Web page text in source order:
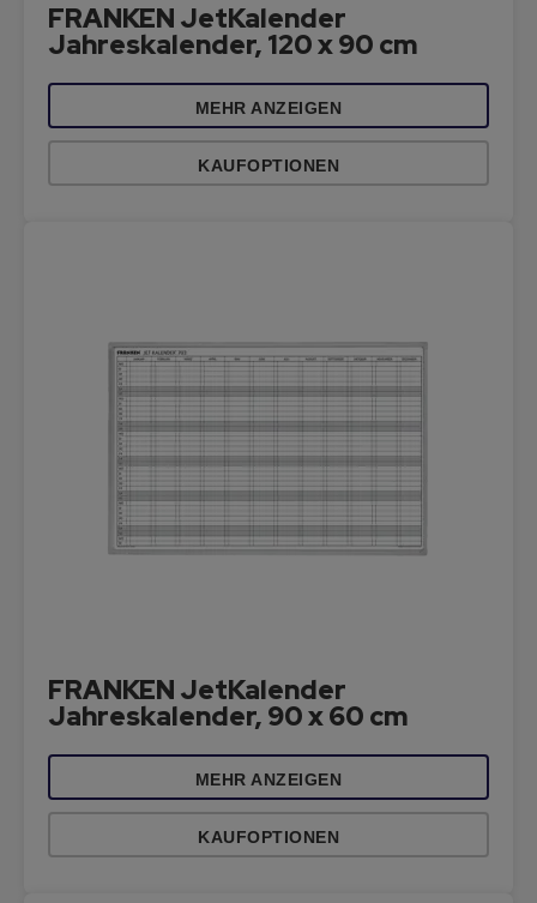
FRANKEN JetKalender
Jahreskalender, 120 x 90 cm
MEHR ANZEIGEN
KAUFOPTIONEN
FRANKEN JetKalender
Jahreskalender, 90 x 60 cm
MEHR ANZEIGEN
KAUFOPTIONEN